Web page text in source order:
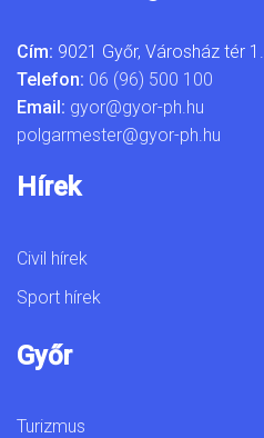
Cím: 9021 Győr, Városház tér 1.
Telefon: 06 (96) 500 100
Email: gyor@gyor-ph.hu
polgarmester@gyor-ph.hu
Hírek
Civil hírek
Sport hírek
Győr
Turizmus